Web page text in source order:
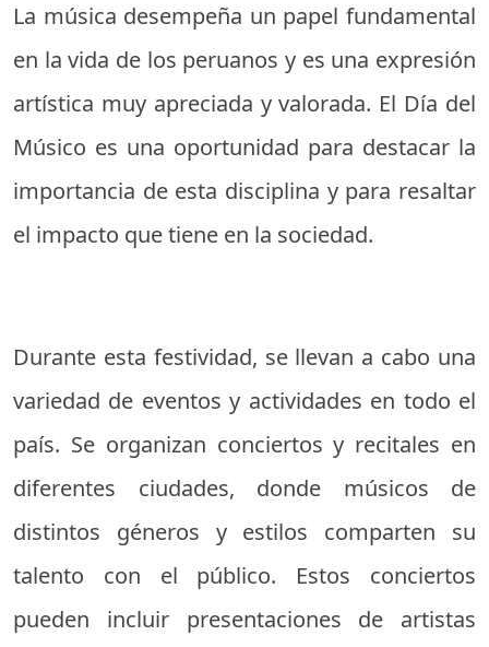
La música desempeña un papel fundamental
en la vida de los peruanos y es una expresión
artística muy apreciada y valorada. El Día del
Músico es una oportunidad para destacar la
importancia de esta disciplina y para resaltar
el impacto que tiene en la sociedad.
Durante esta festividad, se llevan a cabo una
variedad de eventos y actividades en todo el
país. Se organizan conciertos y recitales en
diferentes ciudades, donde músicos de
distintos géneros y estilos comparten su
talento con el público. Estos conciertos
pueden incluir presentaciones de artistas